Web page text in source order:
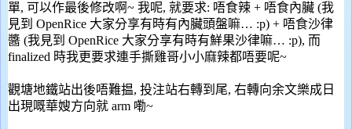
單, 可以作最後修改啊~ 我呢, 就要求: 唔食辣 + 唔食內臟 (我
見到 OpenRice 大家分享有時有內臟頭盤嘛… :p) + 唔食沙律
醬 (我見到 OpenRice 大家分享有時有鮮果沙律嘛… :p), 而
finalized 時我更要求連手撕雞哥小小麻辣都唔要呢~
觀塘地鐵站出後唔難揾, 投注站右轉到尾, 右轉向余文樂成日
出現嘅華嫂方向就 arm 嘞~